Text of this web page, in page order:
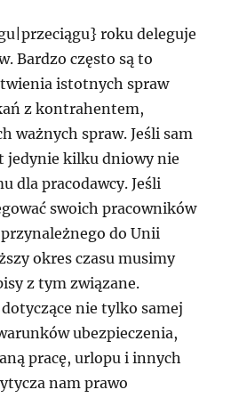
roku deleguje
Bardzo często są to
istotnych spraw
z kontrahentem,
ważnych spraw. Jeśli sam
jedynie kilku dniowy nie
dla pracodawcy. Jeśli
swoich pracowników
do Unii
okres czasu musimy
z tym związane.
nie tylko samej
ubezpieczenia,
pracę, urlopu i innych
nam prawo